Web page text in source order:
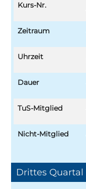
Kurs-Nr.
Zeitraum
Uhrzeit
Dauer
TuS-Mitglied
Nicht-Mitglied
Drittes Quartal